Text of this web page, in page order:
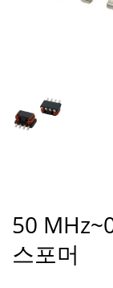
50
스포머